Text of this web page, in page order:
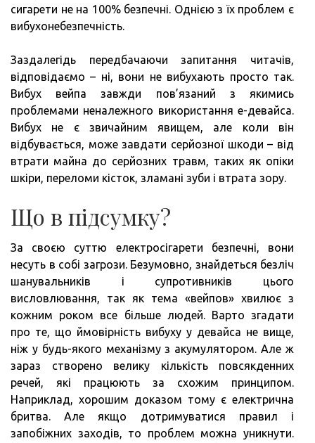
сигарети не на 100% безпечні. Однією з їх проблем є
вибухонебезпечність.
Заздалегідь передбачаючи запитання читачів,
відповідаємо – ні, вони не вибухають просто так.
Вибух вейпа завжди пов’язаний з якимись
проблемами неналежного використання е-девайса.
Вибух не є звичайним явищем, але коли він
відбувається, може завдати серйозної шкоди – від
втрати майна до серйозних травм, таких як опіки
шкіри, переломи кісток, зламані зуби і втрата зору.
Що в підсумку?
За своєю суттю електросігарети безпечні, вони
несуть в собі загрози. Безумовно, знайдеться безліч
шанувальників і супротивників цього
висловлювання, так як тема «вейпов» хвилює з
кожним роком все більше людей. Варто згадати
про те, що ймовірність вибуху у девайса не вище,
ніж у будь-якого механізму з акумулятором. Але ж
зараз створено велику кількість повсякденних
речей, які працюють за схожим принципом.
Наприклад, хорошим доказом тому є електрична
бритва. Але якщо дотримуватися правил і
запобіжних заходів, то проблем можна уникнути.